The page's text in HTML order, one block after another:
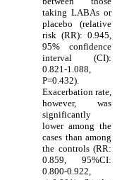
taking LABAs or
placebo (relative
risk (RR): 0.945,
95% confidence
interval (CI):
0.821-1.088,
P=0.432).
Exacerbation rate,
however, was
significantly
lower among the
cases than among
the controls (RR:
0.859, 95%CI:
0.800-0.922,